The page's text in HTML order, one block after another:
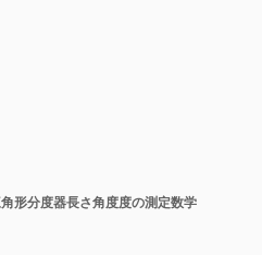
形分度器長さ角度度の測定数学